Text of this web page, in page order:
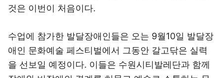
것은 이번이 처음이다.
수업에 참가한 발달장애인들은 오는 9월10일 발달장
애인 문화예술 페스티벌에서 그동안 갈고닦은 실력
을 선보일 예정이다. 이들은 수원시티발레단과 함께